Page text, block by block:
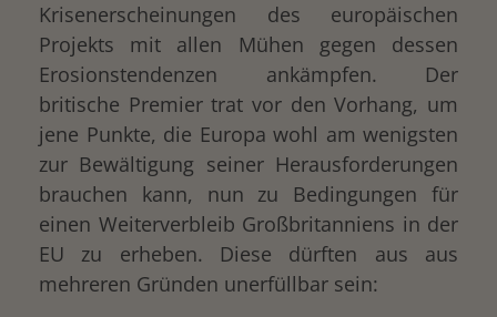
Krisenerscheinungen des europäischen
Projekts mit allen Mühen gegen dessen
Erosionstendenzen ankämpfen. Der
britische Premier trat vor den Vorhang, um
jene Punkte, die Europa wohl am wenigsten
zur Bewältigung seiner Herausforderungen
brauchen kann, nun zu Bedingungen für
einen Weiterverbleib Großbritanniens in der
EU zu erheben. Diese dürften aus aus
mehreren Gründen unerfüllbar sein: